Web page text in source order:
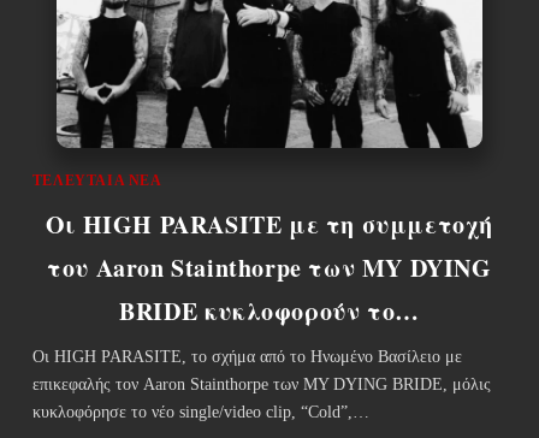
ΤΕΛΕΥΤΑΊΑ ΝΈΑ
Οι HIGH PARASITE με τη συμμετοχή
του Aaron Stainthorpe των MY DYING
BRIDE κυκλοφορούν το…
Οι HIGH PARASITE, το σχήμα από το Ηνωμένο Βασίλειο με
επικεφαλής τον Aaron Stainthorpe των MY DYING BRIDE, μόλις
κυκλοφόρησε το νέο single/video clip, “Cold”,…